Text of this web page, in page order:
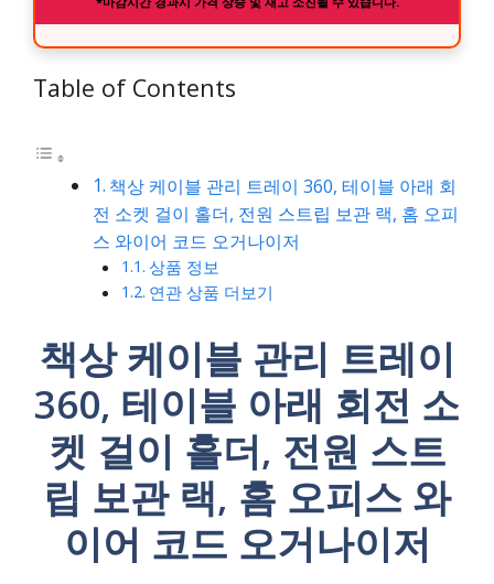
Table of Contents
책상 케이블 관리 트레이 360, 테이블 아래 회
전 소켓 걸이 홀더, 전원 스트립 보관 랙, 홈 오피
스 와이어 코드 오거나이저
상품 정보
연관 상품 더보기
책상 케이블 관리 트레이
360, 테이블 아래 회전 소
켓 걸이 홀더, 전원 스트
립 보관 랙, 홈 오피스 와
이어 코드 오거나이저